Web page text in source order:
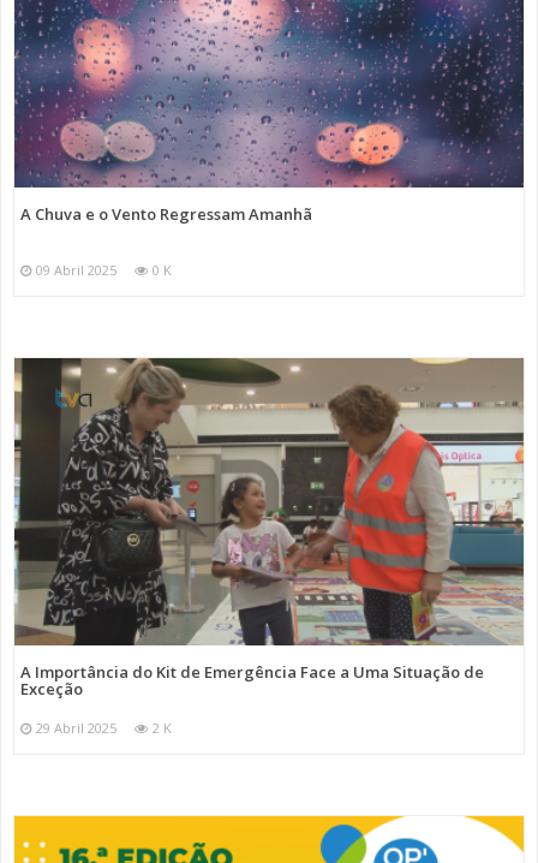
A Chuva e o Vento Regressam Amanhã
09 Abril 2025 0 K
A Importância do Kit de Emergência Face a Uma Situação de
Exceção
29 Abril 2025 2 K